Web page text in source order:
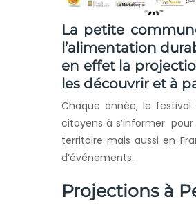
La petite
l’alimentation
en effet la
les découvrir et à
Chaque année, le
citoyens à s’informer pour
territoire mais aussi en
d’événements.
Projections à